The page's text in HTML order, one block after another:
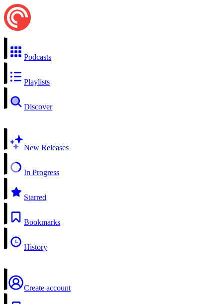
Podcasts
Playlists
Discover
New Releases
In Progress
Starred
Bookmarks
History
Create account